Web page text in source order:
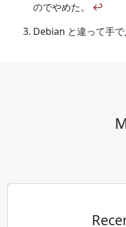
のでやめた。 ↩
Debian と違って手